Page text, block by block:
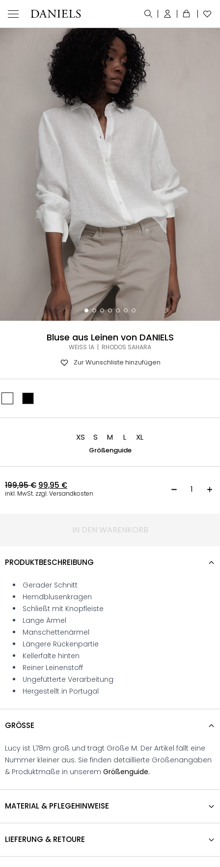
Bluse aus Leinen von DANIELS
WEISS 1A | RHODOS SAHARA
Zur Wunschliste hinzufügen
XS S M L XL
Größenguide
199,95€ 99,95 €
inkl. MwSt. zzgl. Versandkosten
IN DEN WARENKORB
PRODUKTBESCHREIBUNG
Gerader Schnitt
Hemdblusenkragen
Schließt mit Knopfleiste
Lange Ärmel
Manschettenärmel
Längere Rückenpartie
Kellerfalte hinten
Reiner Leinenstoff
Ungefütterte Verarbeitung
Hergestellt in Portugal
GRÖSSE
Lucy ist 1,78m groß und trägt Größe M. Der Artikel fällt eine
Nummer kleiner aus. Sie finden detaillierte Größenangaben
& Produktmaße in unserem Größenguide.
MATERIAL & PFLEGEHINWEISE
LIEFERUNG & RETOURE